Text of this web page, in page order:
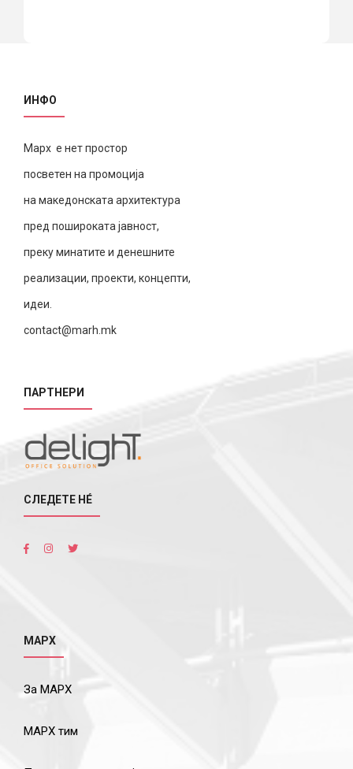
ИНФО
Марх е нет простор
посветен на промоција
на македонската архитектура
пред пошироката јавност,
преку минатите и денешните
реализации, проекти, концепти,
идеи.
contact@marh.mk
ПАРТНЕРИ
СЛЕДЕТЕ НÉ
МАРХ
За МАРХ
МАРХ тим